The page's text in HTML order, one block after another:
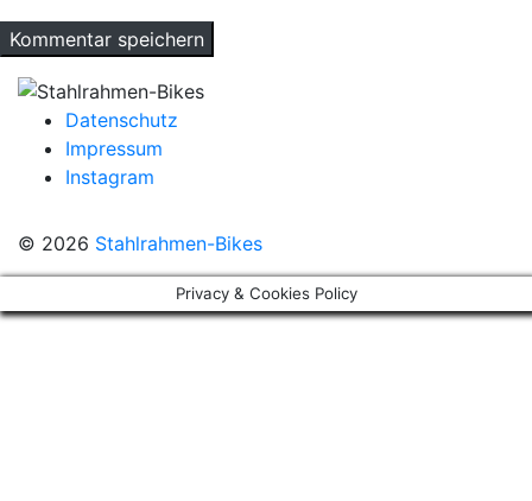
Datenschutz
Impressum
Instagram
© 2026 Stahlrahmen-Bikes
Privacy & Cookies Policy